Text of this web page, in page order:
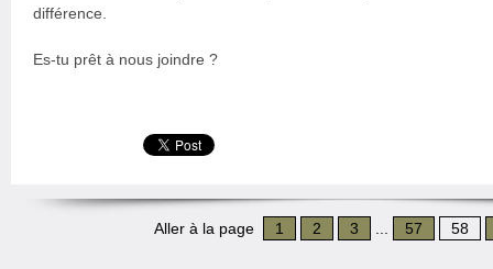
différence.
Es-tu prêt à nous joindre ?
Aller à la page 1 2 3 57 58